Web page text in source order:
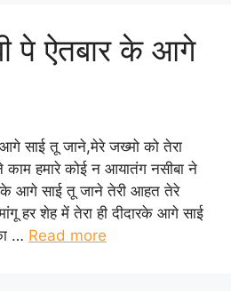
पे ऐतबार के आगे
साई तू जाने,मेरे जख्मो को तेरा
हमारे कोई न आयातंग नसीबा ने
आगे साई तू जाने तेरी आहत तेरे
हर शेह में तेरा ही दीदारके आगे साई
… Read more